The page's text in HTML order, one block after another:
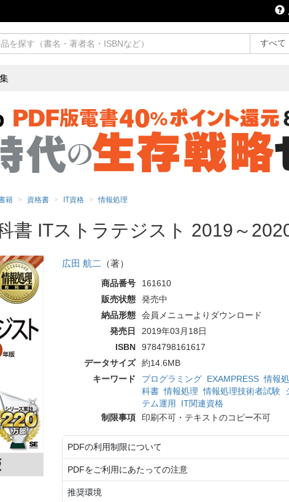
籍 資格書 IT資格 情報処理
書 ITストラテジスト 2019～
広田 航二 （著）
商品番号
161610
販売状態
発売中
納品形態
会員メニューよりダウンロード
発売日
2019年03月18日
ISBN
9784798161617
データサイズ
約14.6MB
キーワード
プログラミング EXAMPRESS 情報
科書 情報処理 情報処理技術者試験
テム運用
IT関連資格
制限事項
印刷不可・テキストのコピー不可
PDFの利用制限について
PDFをご利用にあたっての注意
推奨環境